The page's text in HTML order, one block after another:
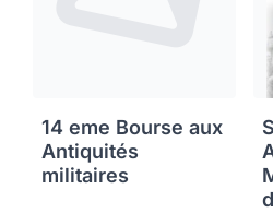
14 eme Bourse aux
Antiquités
militaires